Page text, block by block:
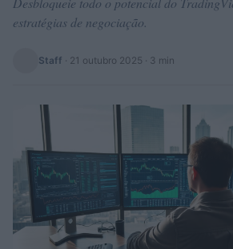
estratégias de negociação.
Staff · 21 outubro 2025 · 3 min